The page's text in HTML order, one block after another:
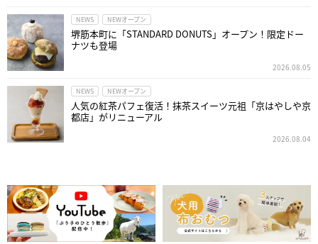
NEWS NEWオープン
堺筋本町に「STANDARD DONUTS」オープン！限定ドー
ナツも登場
2026.08.05
NEWS NEWオープン
人気の紅茶パフェ復活！抹茶スイーツ元祖「京はやしや京
都店」がリニューアル
2026.08.04